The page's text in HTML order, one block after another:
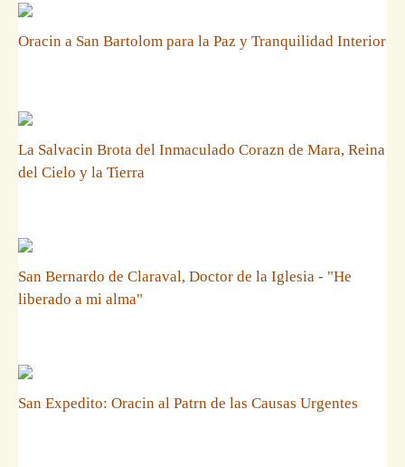
Oracin a San Bartolom para la Paz y Tranquilidad Interior
La Salvacin Brota del Inmaculado Corazn de Mara, Reina
del Cielo y la Tierra
San Bernardo de Claraval, Doctor de la Iglesia - "He
liberado a mi alma"
San Expedito: Oracin al Patrn de las Causas Urgentes